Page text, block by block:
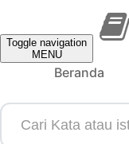
Toggle navigation
MENU
Beranda